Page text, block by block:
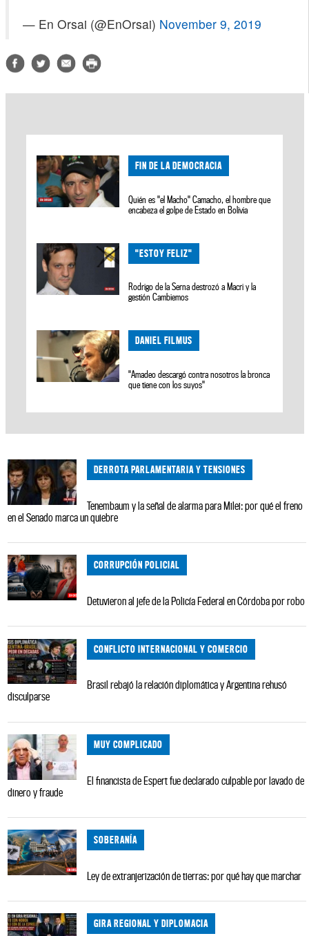
— En Orsai (@EnOrsai) November 9, 2019
FIN DE LA DEMOCRACIA
Quién es "el Macho" Camacho, el hombre que
encabeza el golpe de Estado en Bolivia
"ESTOY FELIZ"
Rodrigo de la Serna destrozó a Macri y la
gestión Cambiemos
DANIEL FILMUS
"Amadeo descargó contra nosotros la bronca
que tiene con los suyos"
DERROTA PARLAMENTARIA Y TENSIONES
Tenembaum y la señal de alarma para Milei: por qué el freno
en el Senado marca un quiebre
CORRUPCIÓN POLICIAL
Detuvieron al jefe de la Policía Federal en Córdoba por robo
CONFLICTO INTERNACIONAL Y COMERCIO
Brasil rebajó la relación diplomática y Argentina rehusó
disculparse
MUY COMPLICADO
El financista de Espert fue declarado culpable por lavado de
dinero y fraude
SOBERANÍA
Ley de extranjerización de tierras: por qué hay que marchar
GIRA REGIONAL Y DIPLOMACIA